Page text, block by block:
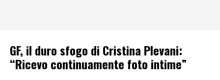
GF, il duro sfogo di Cristina Plevani:
“Ricevo continuamente foto intime”